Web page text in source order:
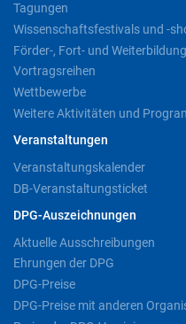
Tagungen
Wissenschaftsfestivals und -
Förder-, Fort- und
Vortragsreihen
Wettbewerbe
Weitere Aktivitäten und
Veranstaltungen
Veranstaltungskalender
DB-Veranstaltungsticket
DPG-Auszeichnungen
Aktuelle Ausschreibungen
Ehrungen der DPG
DPG-Preise
DPG-Preise mit anderen